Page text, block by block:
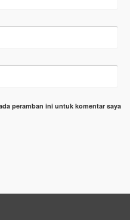
peramban ini untuk komentar saya